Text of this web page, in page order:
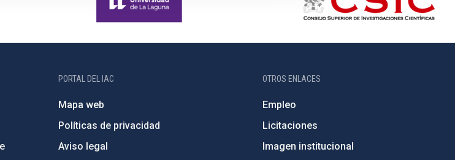
PORTAL DEL IAC
Mapa web
Políticas de privacidad
Aviso legal
OTROS ENLACES
Empleo
Licitaciones
Imagen institucional